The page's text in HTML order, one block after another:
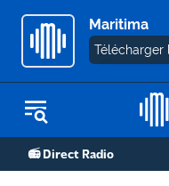
Maritima
📻 Direct Radio
REPLAY RADIO
REPLAY TV